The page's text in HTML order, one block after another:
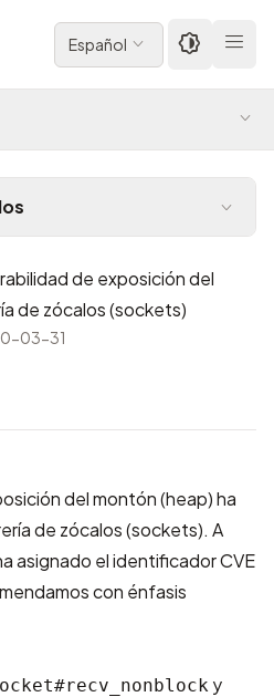
Español
de exposición del
de zócalos (sockets)
03-31
del montón (heap) ha
de zócalos (sockets). A
asignado el identificador CVE
con énfasis
y